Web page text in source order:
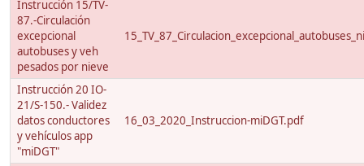
Instrucción 15/TV-
87.-Circulación
excepcional
autobuses y veh
pesados por nieve
Instrucción 20 IO-
21/S-150.- Validez
datos conductores
y vehículos app
"miDGT"
16_03_2020_Instruccion-miDGT.pdf